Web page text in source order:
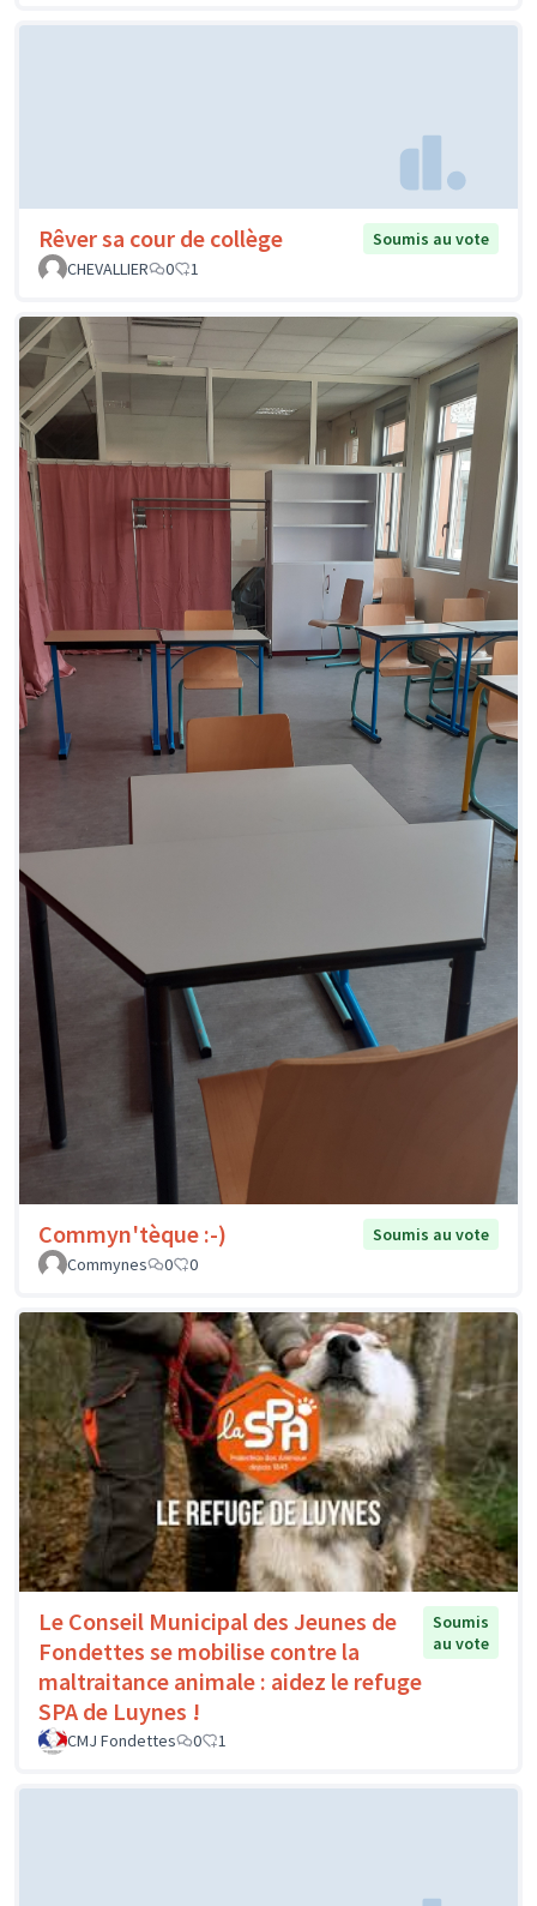
Rêver sa cour de collège
Soumis au vote
CHEVALLIER
0 1
Commyn'tèque :-)
Soumis au vote
Commynes
0 0
Le Conseil Municipal des Jeunes de
Fondettes se mobilise contre la
maltraitance animale : aidez le refuge
SPA de Luynes !
Soumis
au vote
CMJ Fondettes 0 1